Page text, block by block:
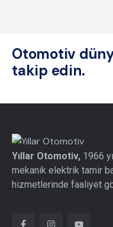
Otomotiv
takip edin.
Yıllar Otomotiv, 1966
mekanik elektrik tamir
hizmetlerinde faaliyet